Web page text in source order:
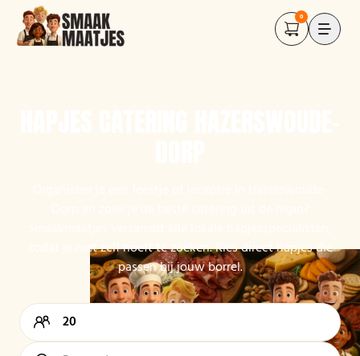
0
zodat je niet zelf hoeft te zoeken. Kies direct hapjes die
passen bij jouw borrel.